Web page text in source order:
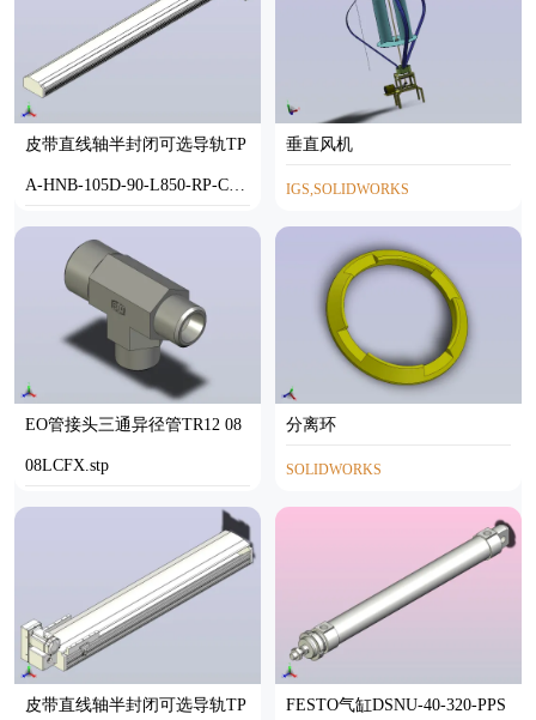
皮带直线轴半封闭可选导轨TP
A-HNB-105D-90-L850-RP-C-P
20-N3
STEP
垂直风机
IGS,SOLIDWORKS
EO管接头三通异径管TR12 08
08LCFX.stp
STP
分离环
SOLIDWORKS
皮带直线轴半封闭可选导轨TP FESTO气缸DSNU-40-320-PPS